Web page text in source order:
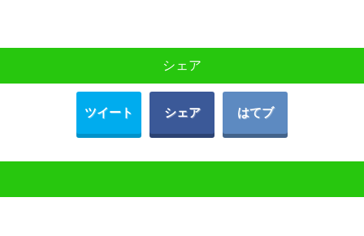
シェア
ツイート シェア はてブ